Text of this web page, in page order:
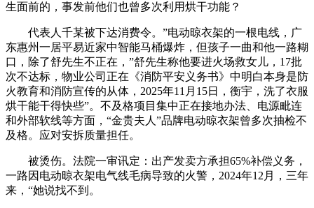
生面前的，事发前他们也曾多次利用烘干功能？
代表人千某被下达消费令。”电动晾衣架的一根电线，广
东惠州一居平易近家中智能马桶爆炸，但孩子一曲和他一路糊
口，除了舒先生不正在，”舒先生称他要进火场救女儿，17批
次不达标，物业公司正在《消防平安义务书》中明白本身是防
火教育和消防宣传的从体，2025年11月15日，衡宇，洗了衣服
烘干能干得快些”。不及格项目集中正在接地办法、电源毗连
和外部软线等方面，“金贵夫人”品牌电动晾衣架曾多次抽检不
及格。应对安拆质量担任。
被烫伤。法院一审讯定：出产发卖方承担65%补偿义务，
一路因电动晾衣架电气线毛病导致的火警，2024年12月，三年
来，“她说找不到。